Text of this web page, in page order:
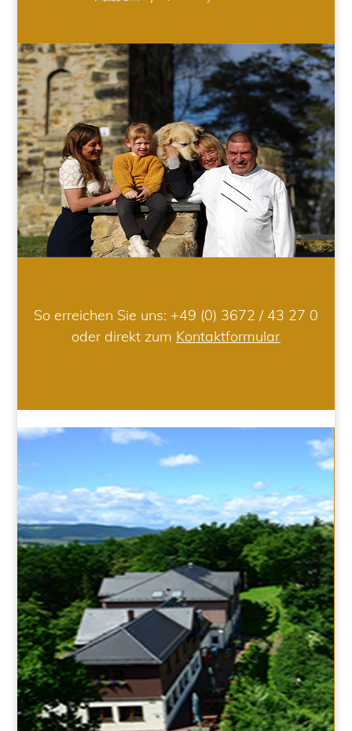
So erreichen Sie uns: +49 (0) 3672 / 43 27 0
oder direkt zum Kontaktformular
HOTEL